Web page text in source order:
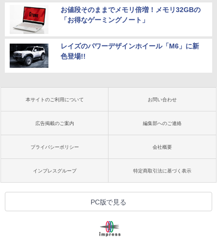
お値段そのままでメモリ倍増！メモリ32GBの
「お得なゲーミングノート」
レイズのパワーデザインホイール「M6」に新
色登場!!
本サイトのご利用について お問い合わせ
広告掲載のご案内 編集部へのご連絡
プライバシーポリシー 会社概要
インプレスグループ 特定商取引法に基づく表示
PC版で見る